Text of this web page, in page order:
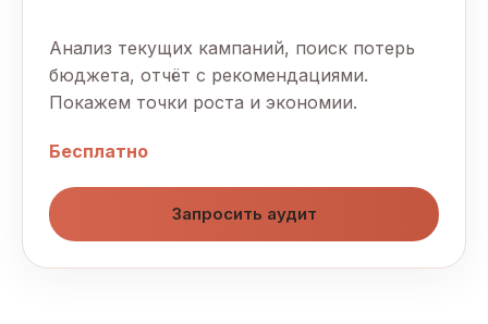
Анализ текущих кампаний, поиск потерь
бюджета, отчёт с рекомендациями.
Покажем точки роста и экономии.
Бесплатно
Запросить аудит